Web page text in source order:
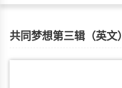
共同梦想第三辑（英文）